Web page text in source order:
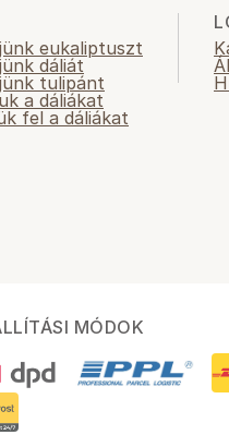
eukaliptuszt
dáliát
tulipánt
a dáliákat
fel a dáliákat
MÓDOK